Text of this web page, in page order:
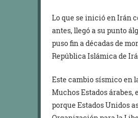
Lo que se inició en Irán
antes, llegó a su punto
puso fin a décadas de
República Islámica de
Este cambio sísmico en
Muchos Estados
porque Estados Unidos